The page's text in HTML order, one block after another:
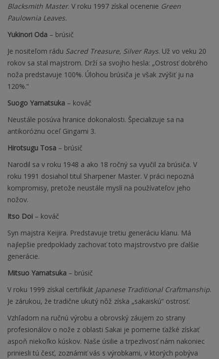
Blacksmith Master. V roku 1997 získal ocenenie Green
Paulownia Leaves.
Yukinori Oda – brúsič
Je nositeľom rádu Sacred Treasure, Silver Rays. Už vo veku 20
rokov sa stal majstrom. Drží sa svojho hesla: „Ostrosť dobrého
noža predstavuje 100%. Úlohou brúsiča je však zvýšiť ju na
120%.“
Suogo Yamatsuka – kováč
Neustále posúva hranice dokonalosti. Špecializuje sa na
antikoróznu oceľ Gingami 3.
Hirotsugu Tosa – brúsič
Narodil sa v roku 1948 a ako 18 ročný sa vyučil za brúsiča. V
roku 1991 dosiahol titul Sharpener Master. V práci nepozná
kompromisy, pretože neustále myslí na používateľov jeho
nožov.
Itso Doi – kováč
Syn majstra Keijira. Predstavuje tretiu generáciu klanu. Má
najlepšie predpoklady zachovať toto majstrovstvo pre ďalšie
generácie.
Mitsuo Yamatsuka – brúsič
V roku 1999 získal certifikát Japanese Traditional Craftmanship.
Je zárukou, že tradične ukutý nôž získa „sakaiskú“ ostrosť.
Vzhľadom na ručnú výrobu a obrovský záujem zo strany
profesionálov o nože z oblasti Sakai je pomerne ťažké získať
aspoň niekoľko kúskov. Naše úsilie a trpezlivosť nám nakoniec
priniesli tú česť, zoznámiť vás s výrobkami, v ktorých pobýva